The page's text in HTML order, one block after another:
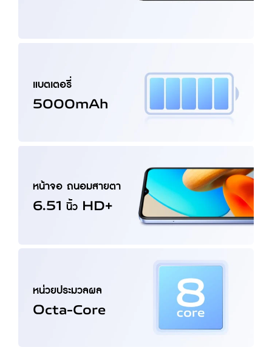
แบตเตอรี่
5000mAh
หน้าจอ ถนอมสายตา
6.51 นิ้ว HD+
หน่วยประมวลผล
Octa-Core